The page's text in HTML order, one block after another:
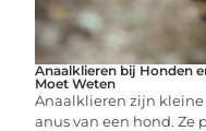
Anaalklieren bij Honden
Moet Weten
Anaalklieren zijn kleine
anus van een hond. Ze